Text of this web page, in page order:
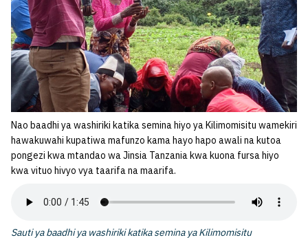
Nao baadhi ya washiriki katika semina hiyo ya Kilimomisitu wamekiri
hawakuwahi kupatiwa mafunzo kama hayo hapo awali na kutoa
pongezi kwa mtandao wa Jinsia Tanzania kwa kuona fursa hiyo
kwa vituo hivyo vya taarifa na maarifa.
Sauti ya baadhi ya washiriki katika semina ya Kilimomisitu